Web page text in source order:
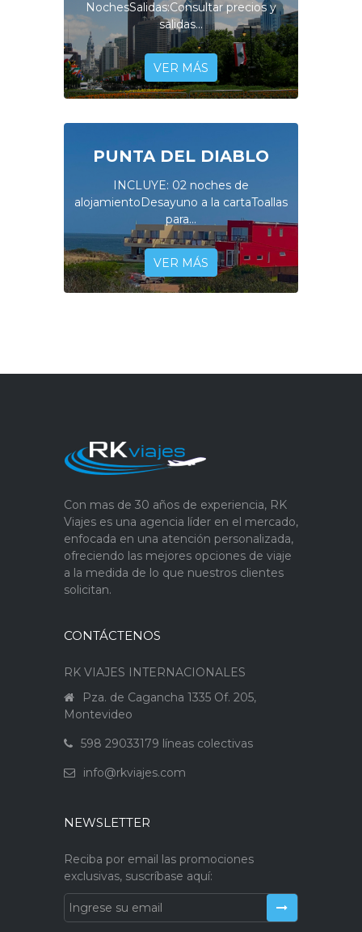
NochesSalidas:Consultar precios y
salidas...
VER MÁS
PUNTA DEL DIABLO
INCLUYE: 02 noches de
alojamientoDesayuno a la cartaToallas
para...
VER MÁS
Con mas de 30 años de experiencia, RK
Viajes es una agencia líder en el mercado,
enfocada en una atención personalizada,
ofreciendo las mejores opciones de viaje
a la medida de lo que nuestros clientes
solicitan.
CONTÁCTENOS
RK VIAJES INTERNACIONALES
Pza. de Cagancha 1335 Of. 205,
Montevideo
598 29033179 líneas colectivas
info@rkviajes.com
NEWSLETTER
Reciba por email las promociones
exclusivas, suscríbase aquí: